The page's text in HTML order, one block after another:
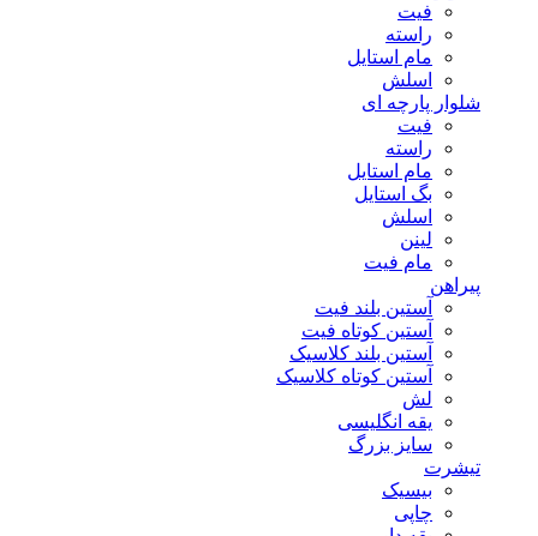
فیت
راسته
مام استایل
اسلش
شلوار پارچه ای
فیت
راسته
مام استایل
بگ استایل
اسلش
لینن
مام فیت
پیراهن
آستین بلند فیت
آستین کوتاه فیت
آستین بلند کلاسیک
آستین کوتاه کلاسیک
لش
یقه انگلیسی
سایز بزرگ
تیشرت
بیسیک
چاپی